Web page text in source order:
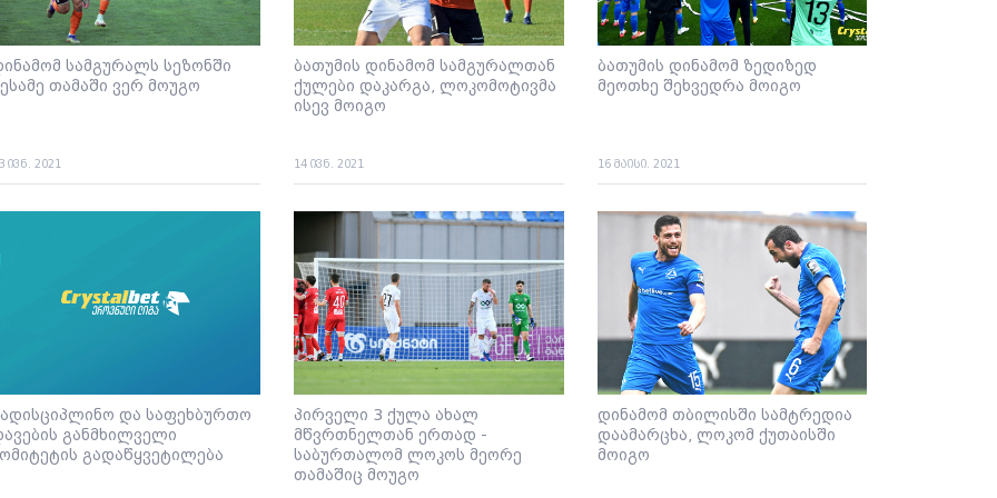
სამგურალს სეზონში
თამაში ვერ მოუგო
ივნ. 2021
ბათუმის დინამომ სამგურალთან
ქულები დაკარგა, ლოკომოტივმა
ისევ მოიგო
14 ივნ. 2021
ბათუმის დინამომ ზედიზედ
მეოთხე შეხვედრა მოიგო
16 მაისი. 2021
და საფეხბურთო
განმხილველი
გადაწყვეტილება
პირველი 3 ქულა ახალ
მწვრთნელთან ერთად -
საბურთალომ ლოკოს მეორე
თამაშიც მოუგო
დინამომ თბილისში სამტრედია
დაამარცხა, ლოკომ ქუთაისში
მოიგო